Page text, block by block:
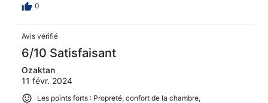
0
Avis vérifié
6/10 Satisfaisant
Ozaktan
11 févr. 2024
Les points forts : Propreté, confort de la chambre,